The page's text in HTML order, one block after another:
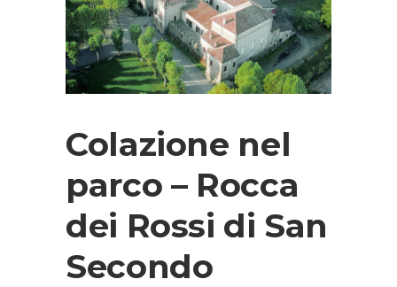
Colazione nel
parco – Rocca
dei Rossi di San
Secondo